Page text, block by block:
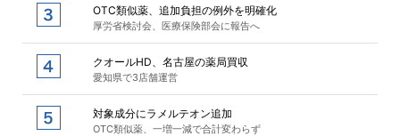
OTC類似薬、追加負担の例外を明確化
厚労省検討会、医療保険部会に報告へ
クオールHD、名古屋の薬局買収
愛知県で3店舗運営
対象成分にラメルテオン追加
OTC類似薬、一増一減で合計変わらず